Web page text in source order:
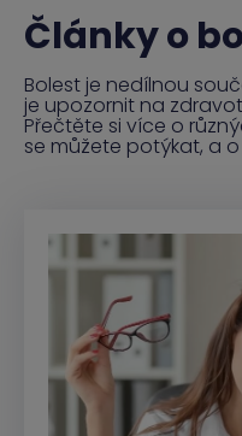
Články o
Bolest je nedílnou
je upozornit na
Přečtěte si více o
se můžete potýkat, a